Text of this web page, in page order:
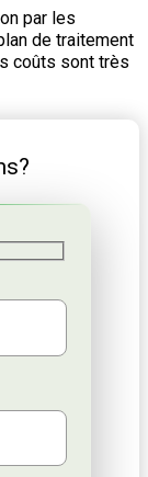
par les
de traitement
coûts sont très